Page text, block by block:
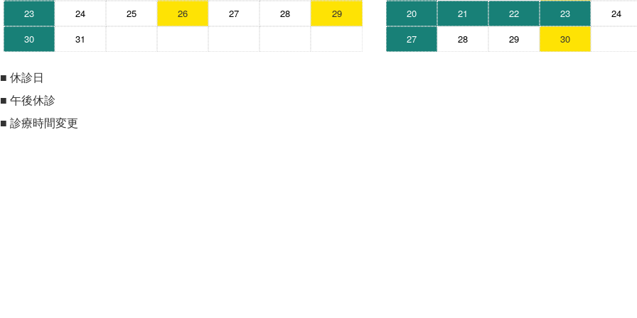
23
24 25 26 27 28
29
30
31
20
21 22 23 24
27
28 29 30
■ 休診日
■ 午後休診
■ 診療時間変更